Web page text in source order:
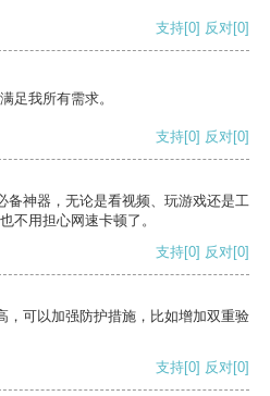
支持[0] 反对[0]
足我所有需求。
支持[0] 反对[0]
备神器，无论是看视频、玩游戏还是工
不用担心网速卡顿了。
支持[0] 反对[0]
，可以加强防护措施，比如增加双重验
支持[0] 反对[0]